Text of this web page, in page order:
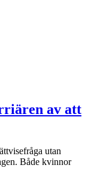
av att
utan
Både kvinnor